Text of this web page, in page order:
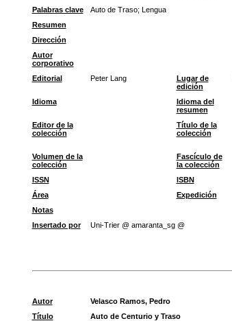
Palabras clave
Auto de Traso; Lengua
Resumen
Dirección
Autor
corporativo
Editorial Peter Lang
Lugar de
edición
Idioma
Idioma del
resumen
Editor de la
colección
Título de la
colección
Volumen de la
colección
Fascículo de
la colección
ISSN ISBN
Área
Expedición
Notas
Insertado por
Uni-Trier @ amaranta_sg @
Autor
Velasco Ramos, Pedro
Título
Auto de Centurio y Traso